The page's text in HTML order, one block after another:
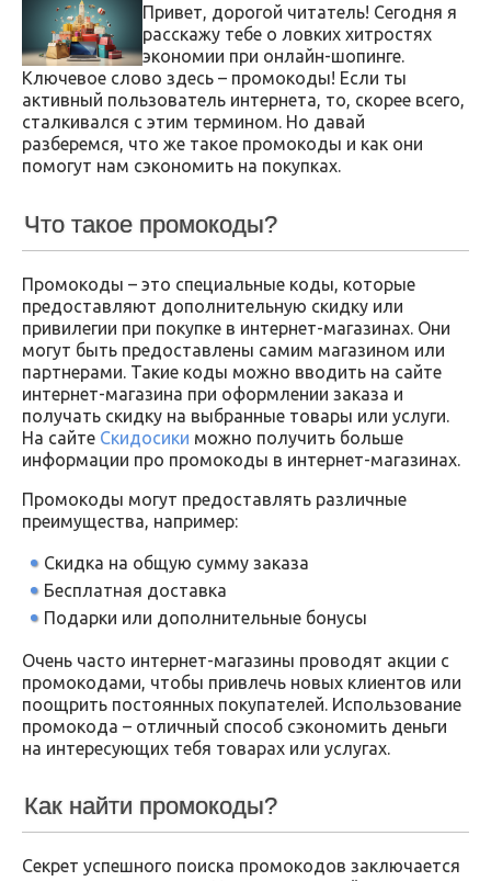
Привет, дорогой читатель! Сегодня я
расскажу тебе о ловких хитростях
экономии при онлайн-шопинге.
Ключевое слово здесь – промокоды! Если ты
активный пользователь интернета, то, скорее всего,
сталкивался с этим термином. Но давай
разберемся, что же такое промокоды и как они
помогут нам сэкономить на покупках.
Что такое промокоды?
Промокоды – это специальные коды, которые
предоставляют дополнительную скидку или
привилегии при покупке в интернет-магазинах. Они
могут быть предоставлены самим магазином или
партнерами. Такие коды можно вводить на сайте
интернет-магазина при оформлении заказа и
получать скидку на выбранные товары или услуги.
На сайте Скидосики можно получить больше
информации про промокоды в интернет-магазинах.
Промокоды могут предоставлять различные
преимущества, например:
Скидка на общую сумму заказа
Бесплатная доставка
Подарки или дополнительные бонусы
Очень часто интернет-магазины проводят акции с
промокодами, чтобы привлечь новых клиентов или
поощрить постоянных покупателей. Использование
промокода – отличный способ сэкономить деньги
на интересующих тебя товарах или услугах.
Как найти промокоды?
Секрет успешного поиска промокодов заключается